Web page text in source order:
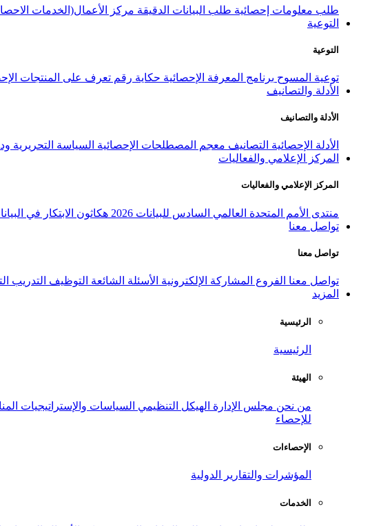
طلب معلومات إحصائية طلب البيانات الدقيقة مركز الأعمال(الخدمات
التوعية
التوعية
توعية المسوح برنامج المعرفة الإحصائية حكاية رقم تعرف على المنتجات
الأدلة والتصانيف
الأدلة والتصانيف
الأدلة الإحصائية التصانيف معجم المصطلحات الإحصائية السياسة التحريرية
المركز الإعلامي والفعاليات
المركز الإعلامي والفعاليات
منتدى الأمم المتحدة العالمي السادس للبيانات 2026 هكاثون الابتكار في
تواصل معنا
تواصل معنا
تواصل معنا الفروع المشاركة الإلكترونية الأسئلة الشائعة التوظيف التدريب
المزيد
الرئيسية
الرئيسية
الهيئة
من نحن مجلس الإدارة الهيكل التنظيمي السياسات والإستراتيجيات
للإحصاء
الإحصاءات
المؤشرات والتقارير الدولية
الخدمات